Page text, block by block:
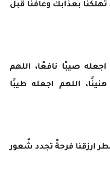
تهلكنا بعذابك وعافنا قبل
صيبًا نافعًا، اللهم
اللهم اجعله طيبًا
ارزقنا فرحةً تجدد شُعور